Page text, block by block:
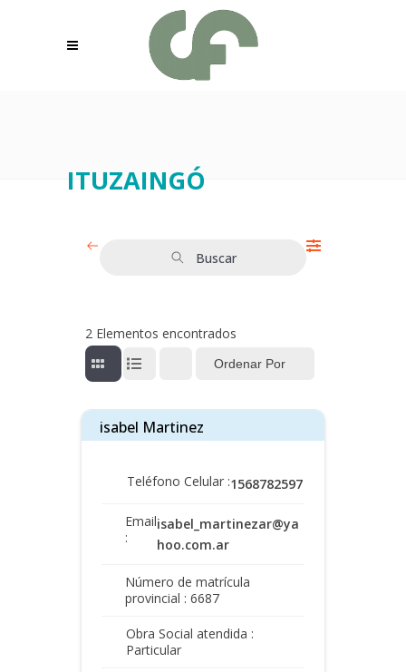
ITUZAINGÓ
Buscar
2 Elementos encontrados
Ordenar Por
isabel Martinez
Teléfono Celular :1568782597
Email
:
isabel_martinezar@ya
hoo.com.ar
Número de matrícula
provincial : 6687
Obra Social atendida :
Particular